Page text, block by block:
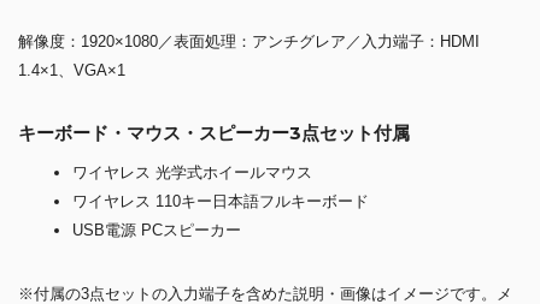
解像度：1920×1080／表面処理：アンチグレア／入力端子：HDMI
1.4×1、VGA×1
キーボード・マウス・スピーカー3点セット付属
ワイヤレス 光学式ホイールマウス
ワイヤレス 110キー日本語フルキーボード
USB電源 PCスピーカー
※付属の3点セットの入力端子を含めた説明・画像はイメージです。メ